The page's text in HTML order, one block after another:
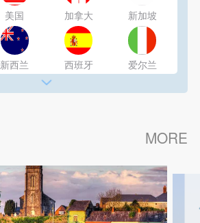
韩国 意大利
美国 加拿大 新加坡
新西兰 西班牙 爱尔兰
MORE